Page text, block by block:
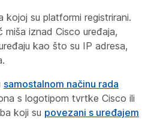
kojoj su platformi registrirani.
iznad Cisco uređaja,
kao što su IP adresa,
samostalnom načinu rada
s logotipom tvrtke Cisco ili
koji su povezani s uređajem